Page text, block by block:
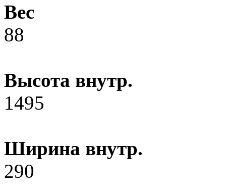
Вес
88
Высота внутр.
1495
Ширина внутр.
290